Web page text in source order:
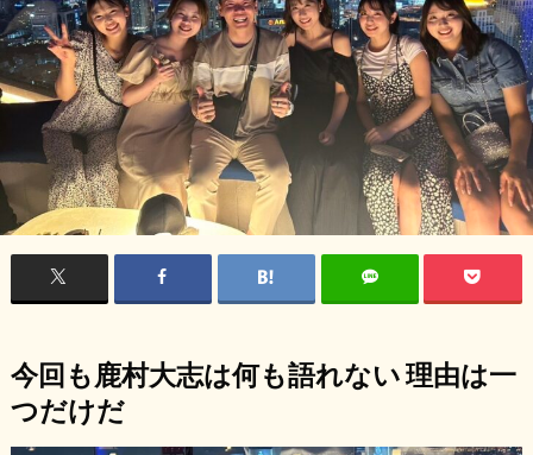
今回も鹿村大志は何も語れない 理由は一
つだけだ